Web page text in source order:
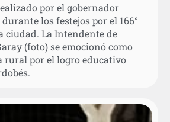
por el gobernador
los festejos por el 166°
ciudad. La Intendente de
(foto) se emocionó como
rural por el logro educativo